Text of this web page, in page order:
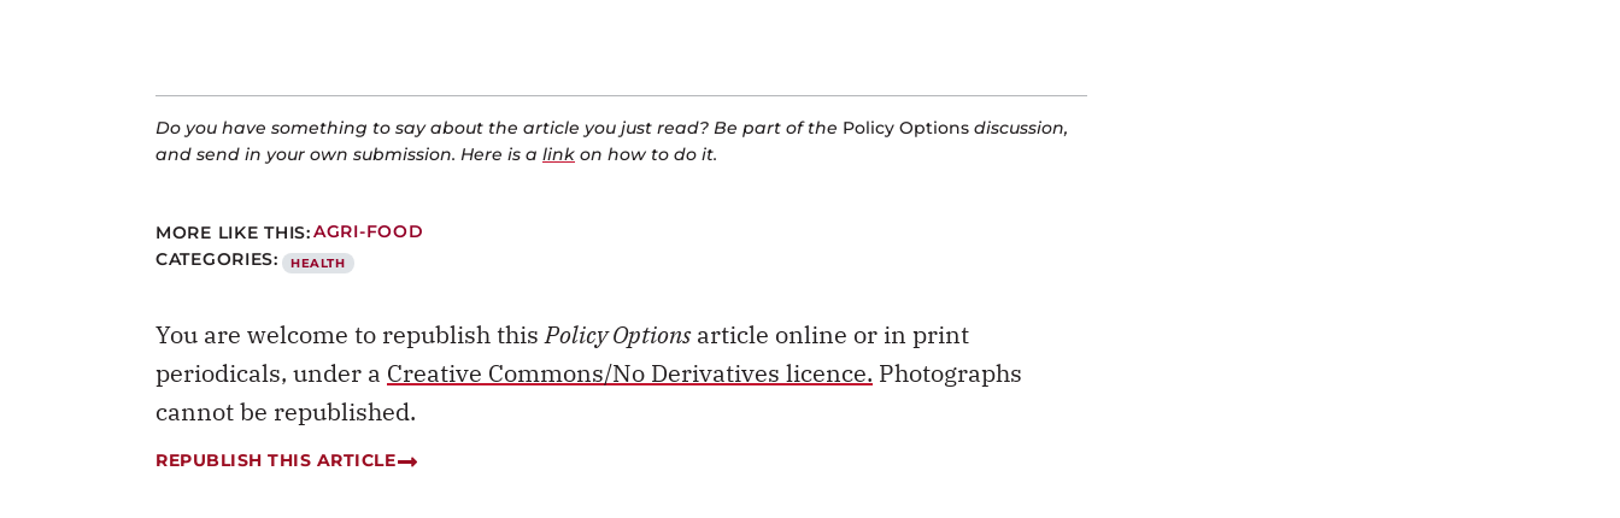
Do you have something to say about the article you just read? Be part of the Policy Options discussion,
and send in your own submission. Here is a link on how to do it.
MORE LIKE THIS:AGRI-FOOD
CATEGORIES: HEALTH
You are welcome to republish thisPolicy Optionsarticle online or in print
periodicals, under a Creative Commons/No Derivatives licence. Photographs
cannot be republished.
REPUBLISH THIS ARTICLE